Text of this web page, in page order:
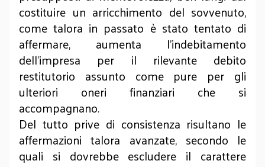
costituire un arricchimento del sovvenuto,
come talora in passato è stato tentato di
affermare, aumenta l’indebitamento
dell’impresa per il rilevante debito
restitutorio assunto come pure per gli
ulteriori oneri finanziari che si
accompagnano.
Del tutto prive di consistenza risultano le
affermazioni talora avanzate, secondo le
quali si dovrebbe escludere il carattere